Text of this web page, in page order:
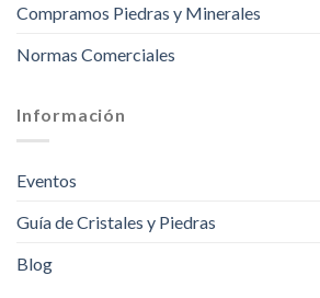
Compramos Piedras y Minerales
Normas Comerciales
Información
Eventos
Guía de Cristales y Piedras
Blog